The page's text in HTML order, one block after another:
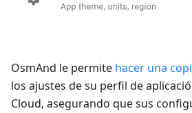
OsmAnd le permite hacer una
los ajustes de su perfil de
Cloud, asegurando que sus